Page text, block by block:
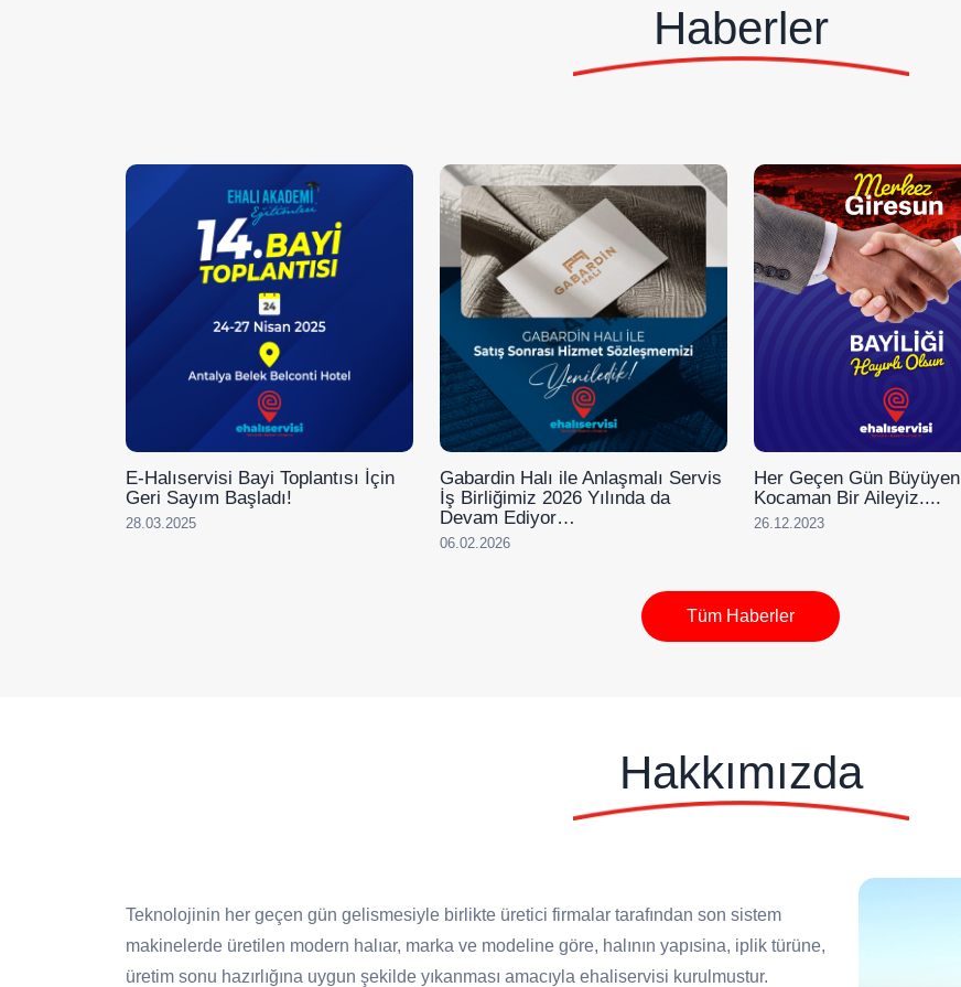
Haberler
E-Halıservisi Bayi Toplantısı İçin
Geri Sayım Başladı!
28.03.2025
Gabardin Halı ile Anlaşmalı Servis
İş Birliğimiz 2026 Yılında da
Devam Ediyor…
06.02.2026
Her Geçen Gün Büyüyen
Kocaman Bir Aileyiz....
26.12.2023
Tüm Haberler
Hakkımızda
Teknolojinin her geçen gün gelismesiyle birlikte üretici firmalar tarafından son sistem
makinelerde üretilen modern halıar, marka ve modeline göre, halının yapısina, iplik türüne,
üretim sonu hazırlığına uygun şekilde yıkanması amacıyla ehaliservisi kurulmustur.